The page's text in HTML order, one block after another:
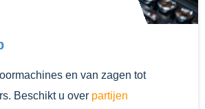
en van zagen tot
Beschikt u over partijen